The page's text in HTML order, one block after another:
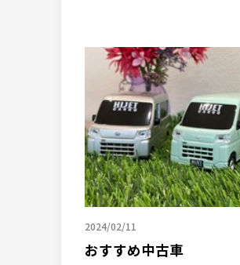
2024/02/11
おすすめ中古車